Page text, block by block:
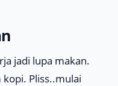
jadi lupa makan.
kopi. Pliss..mulai